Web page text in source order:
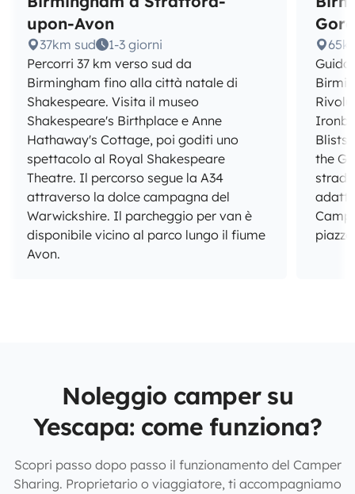
upon-Avon
37km sud
1-3 giorni
Percorri 37 km verso sud da
Birmingham fino alla città natale di
Shakespeare. Visita il museo
Shakespeare's Birthplace e Anne
Hathaway's Cottage, poi goditi uno
spettacolo al Royal Shakespeare
Theatre. Il percorso segue la A34
attraverso la dolce campagna del
Warwickshire. Il parcheggio per van è
disponibile vicino al parco lungo il fiume
Avon.
Guida
Blists
the
Noleggio camper su
Yescapa: come funziona?
Scopri passo dopo passo il funzionamento del Camper
Sharing. Proprietario o viaggiatore, ti accompagniamo